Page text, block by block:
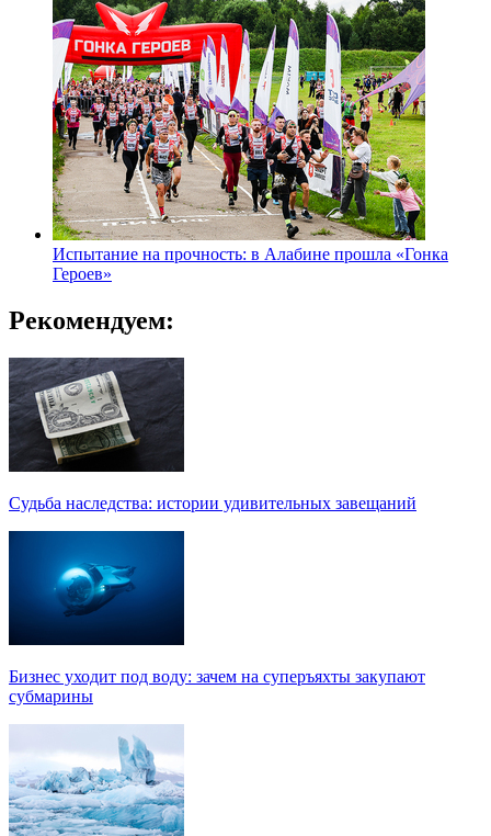
Испытание на прочность: в Алабине прошла «Гонка
Героев»
Рекомендуем:
Судьба наследства: истории удивительных завещаний
Бизнес уходит под воду: зачем на суперъяхты закупают
субмарины